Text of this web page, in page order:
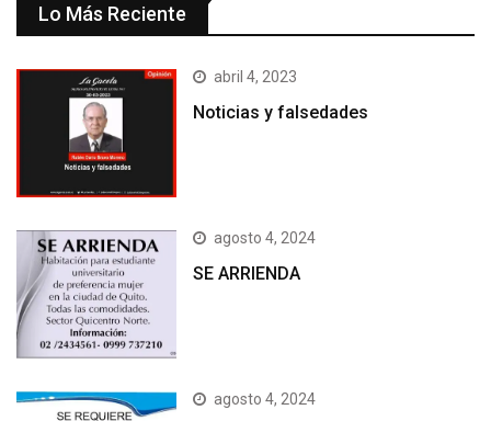
Lo Más Reciente
abril 4, 2023
Noticias y falsedades
agosto 4, 2024
SE ARRIENDA
agosto 4, 2024